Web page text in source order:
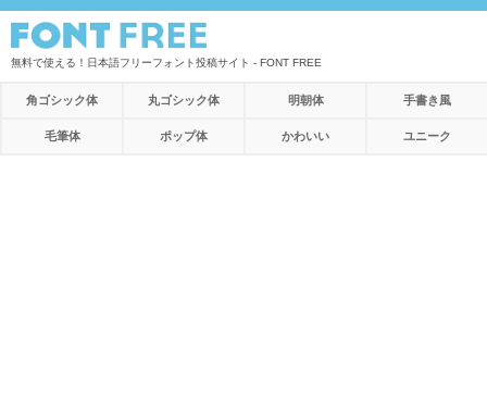
無料で使える！日本語フリーフォント投稿サイト - FONT FREE
角ゴシック体 丸ゴシック体 明朝体 手書き風
毛筆体 ポップ体 かわいい ユニーク